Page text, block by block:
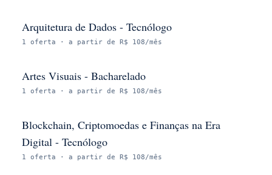
Arquitetura de Dados - Tecnólogo
1 oferta · a partir de R$ 108/mês
Artes Visuais - Bacharelado
1 oferta · a partir de R$ 108/mês
Blockchain, Criptomoedas e Finanças na Era
Digital - Tecnólogo
1 oferta · a partir de R$ 108/mês